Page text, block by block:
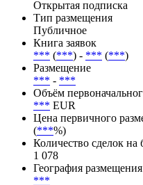
Открытая подписка
Тип размещения
Публичное
Книга заявок
*** (***) - *** (***)
Размещение
*** - ***
Объём
*** EUR
Цена первичного
(***%)
Количество сделок на
1 078
География размещения
***